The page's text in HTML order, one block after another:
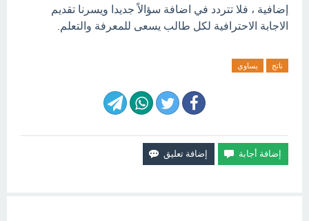
إضافية ، فلا تتردد في اضافة سؤالاً جديدا ويسرنا تقديم
الاجابة الاحترافية لكل طالب يسعى للمعرفة والتعلم.
ناتج يساوي